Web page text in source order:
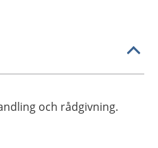
och rådgivning.